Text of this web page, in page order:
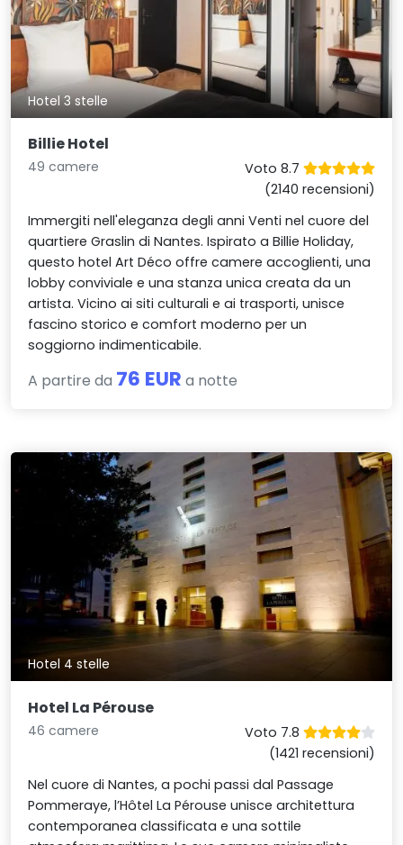
Hotel 3 stelle
Billie Hotel
49 camere
Voto 8.7
(2140 recensioni)
Immergiti nell'eleganza degli anni Venti nel cuore del
quartiere Graslin di Nantes. Ispirato a Billie Holiday,
questo hotel Art Déco offre camere accoglienti, una
lobby conviviale e una stanza unica creata da un
artista. Vicino ai siti culturali e ai trasporti, unisce
fascino storico e comfort moderno per un
soggiorno indimenticabile.
A partire da 76 EUR a notte
Hotel 4 stelle
Hotel La Pérouse
46 camere
Voto 7.8
(1421 recensioni)
Nel cuore di Nantes, a pochi passi dal Passage
Pommeraye, l’Hôtel La Pérouse unisce architettura
contemporanea classificata e una sottile